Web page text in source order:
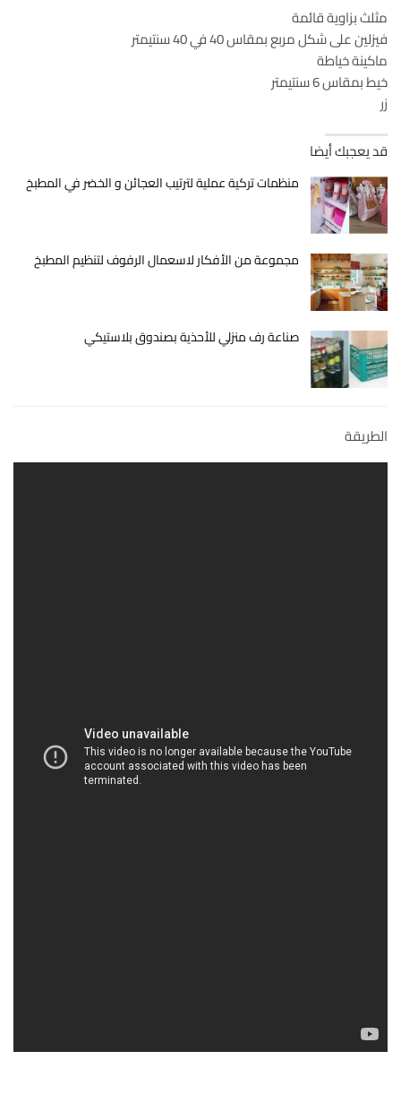
مثلث بزاوية قائمة
فيزلين على شكل مربع بمقاس 40 في 40 سنتيمتر
ماكينة خياطة
خيط بمقاس 6 سنتيمتر
زر
قد يعجبك أيضا
منظمات تركية عملية لترتيب العجائن و الخضر في المطبخ
مجموعة من الأفكار لاسعمال الرفوف لتنظيم المطبخ
صناعة رف منزلي للأحذية بصندوق بلاستيكي
الطريقة